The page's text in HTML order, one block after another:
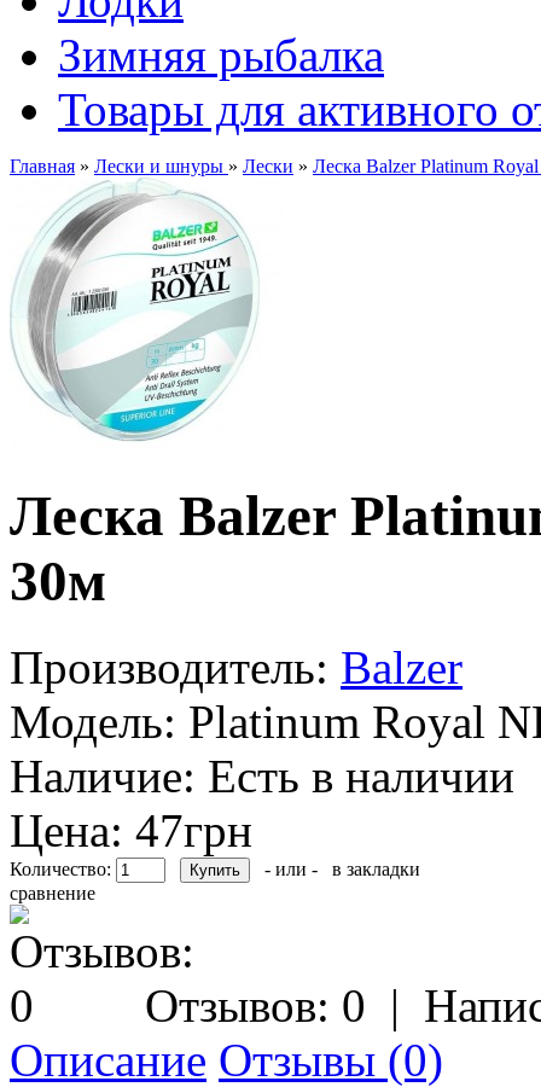
Зимняя рыбалка
Товары для активного
Главная » Лески и шнуры » Лески » Леска Balzer Platinum
Леска Balzer
30м
Производитель: Balzer
Модель: Platinum Royal
Наличие: Есть в наличии
Цена: 47грн
Количество: - или -
в закладки
сравнение
Отзывов: 0 |
Описание Отзывы (0)